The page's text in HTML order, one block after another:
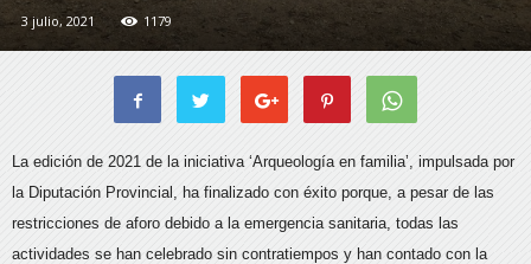
3 julio, 2021 1179
La edición de 2021 de la iniciativa ‘Arqueología en familia’, impulsada por
la Diputación Provincial, ha finalizado con éxito porque, a pesar de las
restricciones de aforo debido a la emergencia sanitaria, todas las
actividades se han celebrado sin contratiempos y han contado con la